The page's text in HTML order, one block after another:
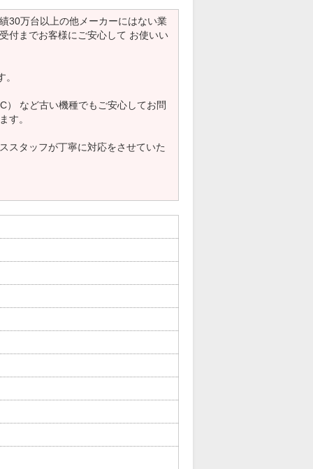
30万台以上の他メーカーにはない業
付までお客様にご安心して お使いい
） など古い機種でもご安心してお問
す。
スタッフが丁寧に対応をさせていた